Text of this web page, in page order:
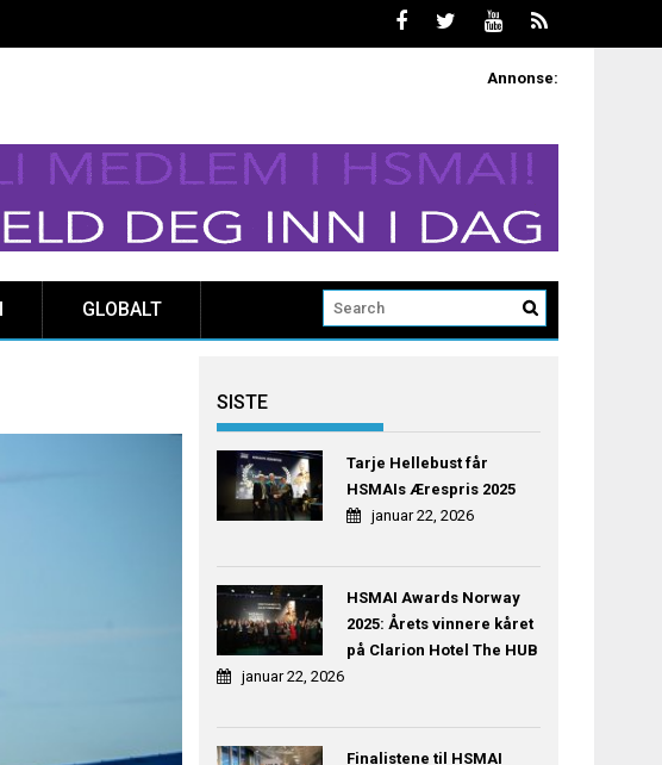
Annonse:
GLOBALT
SISTE
Tarje Hellebust får
HSMAIs Ærespris 2025
januar 22, 2026
HSMAI Awards Norway
2025: Årets vinnere kåret
på Clarion Hotel The HUB
januar 22, 2026
Finalistene til HSMAI